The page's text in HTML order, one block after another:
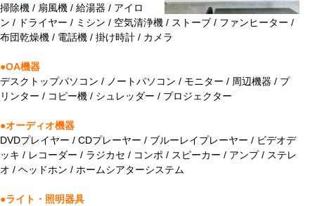
掃除機 / 扇風機 / 給湯器 / アイロ
ン / ドライヤー / ミシン / 空気清浄機 / ストーブ / ファンヒーター /
布団乾燥機 / 電話機 / 掛け時計 / カメラ
●OA機器
デスクトップパソコン / ノートパソコン / モニター / 周辺機器 / プ
リンター / コピー機 / シュレッダー / プロジェクター
●オーディオ機器
DVDプレイヤー / CDプレーヤー / ブルーレイプレーヤー / ビデオデ
ッキ / レコーダー / ラジカセ / コンポ / スピーカー / アンプ / ステレ
オ / ヘッドホン / ホームシアターシステム
●ライト・照明器具